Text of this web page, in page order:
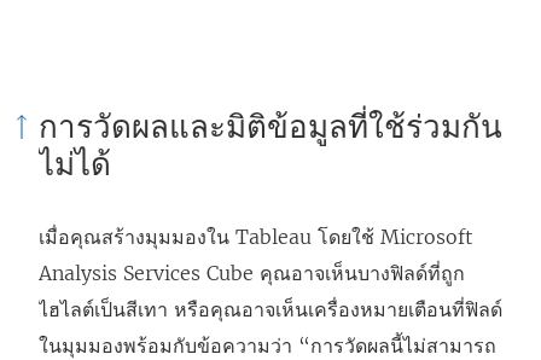
การวัดผลและมิติข้อมูลที่ใช้ร่วมกัน
ไม่ได้
เมื่อคุณสร้างมุมมองใน Tableau โดยใช้ Microsoft
Analysis Services Cube คุณอาจเห็นบางฟิลด์ที่ถูก
ไฮไลต์เป็นสีเทา หรือคุณอาจเห็นเครื่องหมายเตือนที่ฟิลด์
ในมุมมองพร้อมกับข้อความว่า “การวัดผลนี้ไม่สามารถ